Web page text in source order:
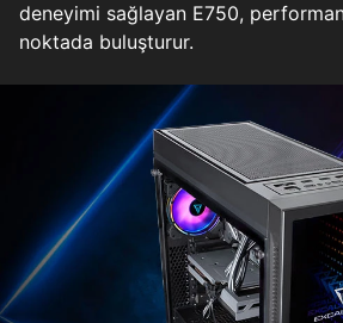
deneyimi sağlayan E750,
noktada buluşturur.